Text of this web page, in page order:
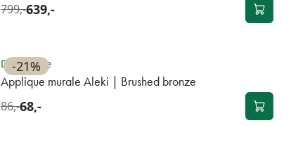
799,-639,-
-21%
Disponible
Applique murale Aleki | Brushed bronze
86,-68,-